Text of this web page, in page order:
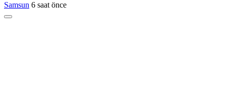
Samsun 6 saat önce